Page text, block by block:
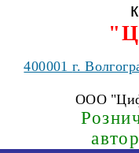
400001г.
ООО